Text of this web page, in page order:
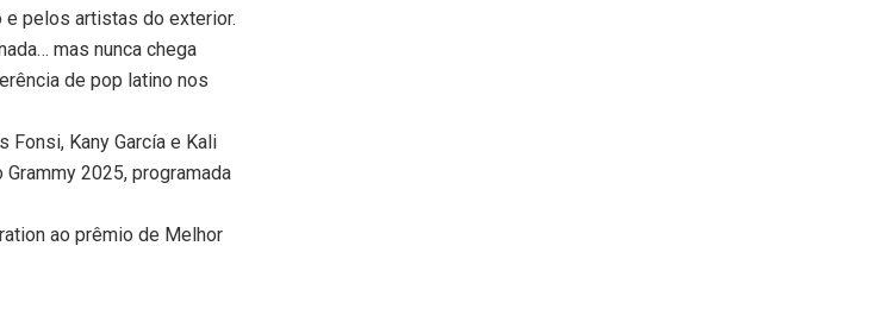
pelos artistas do exterior.
mas nunca chega
de pop latino nos
Fonsi, Kany García e Kali
2025, programada
ao prêmio de Melhor